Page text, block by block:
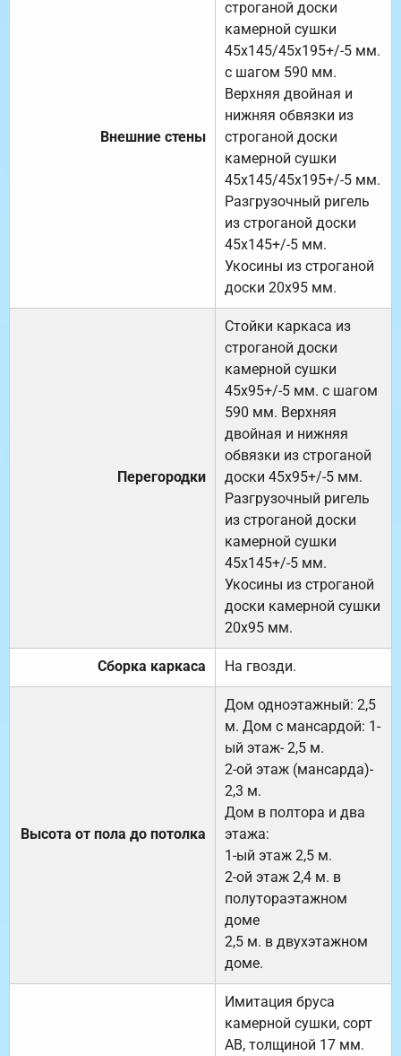
Внешние стены
строганой доски
камерной сушки
45х145/45х195+/-5 мм.
с шагом 590 мм.
Верхняя двойная и
нижняя обвязки из
строганой доски
камерной сушки
45х145/45х195+/-5 мм.
Разгрузочный ригель
из строганой доски
45х145+/-5 мм.
Укосины из строганой
доски 20х95 мм.
Перегородки
Стойки каркаса из
строганой доски
камерной сушки
45х95+/-5 мм. с шагом
590 мм. Верхняя
двойная и нижняя
обвязки из строганой
доски 45х95+/-5 мм.
Разгрузочный ригель
из строганой доски
камерной сушки
45х145+/-5 мм.
Укосины из строганой
доски камерной сушки
20х95 мм.
Сборка каркаса На гвозди.
Высота от пола до потолка
Дом одноэтажный: 2,5
м. Дом с мансардой: 1-
ый этаж- 2,5 м.
2-ой этаж (мансарда)-
2,3 м.
Дом в полтора и два
этажа:
1-ый этаж 2,5 м.
2-ой этаж 2,4 м. в
полутораэтажном
доме
2,5 м. в двухэтажном
доме.
Имитация бруса
камерной сушки, сорт
АВ, толщиной 17 мм.